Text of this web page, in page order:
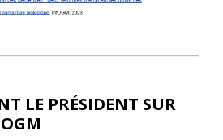
LE PRÉSIDENT SUR